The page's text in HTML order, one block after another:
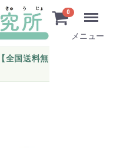
全国送料無
0
メニュー